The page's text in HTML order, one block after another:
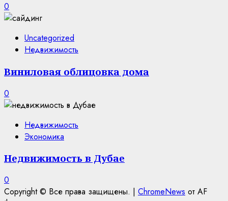
0
Uncategorized
Недвижимость
Виниловая облицовка дома
0
Недвижимость
Экономика
Недвижимость в Дубае
0
Copyright © Все права защищены. | ChromeNews от AF